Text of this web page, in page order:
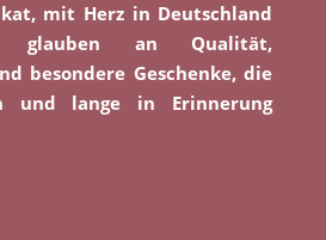
mit Herz in Deutschland
glauben an Qualität,
besondere Geschenke, die
und lange in Erinnerung